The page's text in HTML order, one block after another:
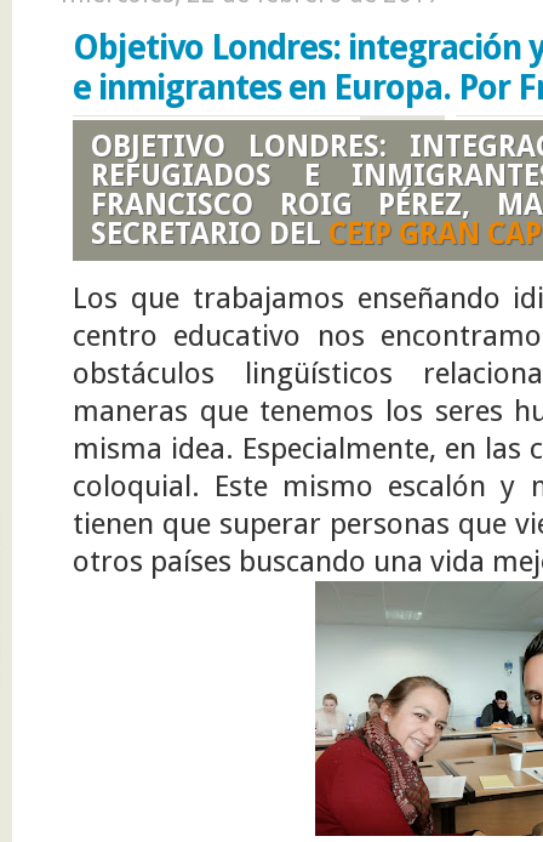
la diversidad del alumnado en el aula. En esta ocasión,
nuestro protagonista es Francisco José García Gascó,
Profesor...
Objetivo Londres: integración
e inmigrantes en Europa. Por
OBJETIVO LONDRES:
REFUGIADOS E
FRANCISCO ROIG PÉREZ,
SECRETARIO DEL CEIP GRAN
Los que trabajamos enseñando
centro educativo nos
obstáculos lingüísticos
maneras que tenemos los seres
misma idea. Especialmente, en las
coloquial. Este mismo escalón y
tienen que superar personas que
otros países buscando una vida